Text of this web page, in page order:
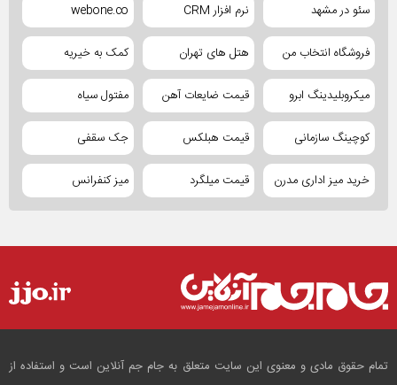
سئو در مشهد نرم افزار CRM webone.co
فروشگاه انتخاب من هتل های تهران کمک به خیریه
میکروبلیدینگ ابرو قیمت ضایعات آهن مفتول سیاه
کوچینگ سازمانی قیمت هبلکس جک سقفی
خرید میز اداری مدرن قیمت میلگرد میز کنفرانس
تمام حقوق مادی و معنوی این سایت متعلق به جام جم آنلاین است و استفاده از